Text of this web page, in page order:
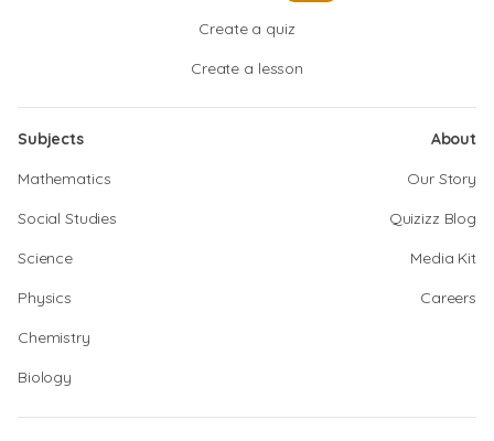
Create a quiz
Create a lesson
Subjects
Mathematics
Social Studies
Science
Physics
Chemistry
Biology
About
Our Story
Quizizz Blog
Media Kit
Careers